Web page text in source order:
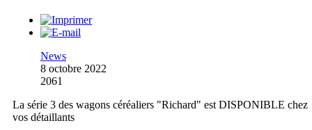
News
8 octobre 2022
2061
La série 3 des wagons céréaliers "Richard" est DISPONIBLE chez
vos détaillants